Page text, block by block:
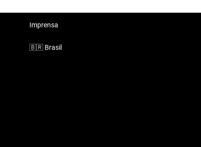
Imprensa
🇧🇷 Brasil